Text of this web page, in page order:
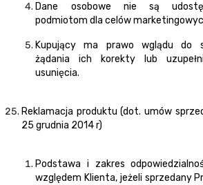
Dane osobowe nie są
podmiotom dla celów
Kupujący ma prawo wglądu do
żądania ich korekty lub
usunięcia.
Reklamacja produktu (dot. umów
25 grudnia 2014 r)
Podstawa i zakres
względem Klienta, jeżeli sprzedany